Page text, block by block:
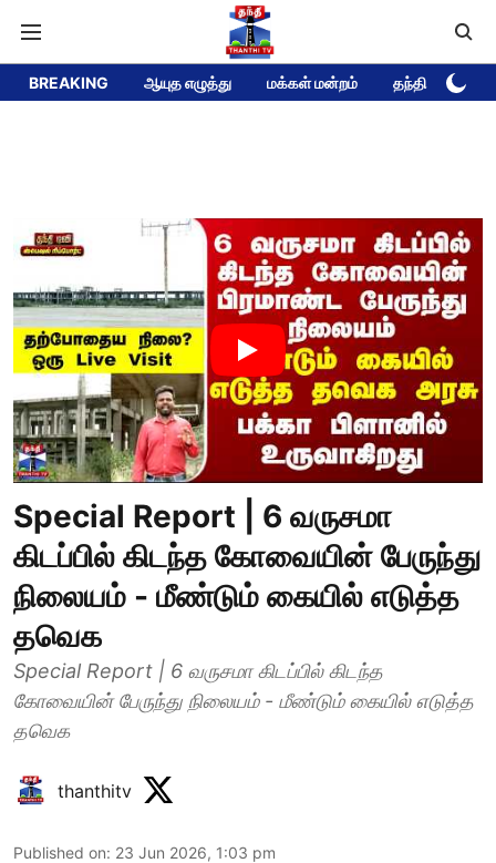
BREAKING ஆயுத எழுத்து மக்கள் மன்றம் தந்தி டிவி
Special Report | 6 வருசமா
கிடப்பில் கிடந்த கோவையின் பேருந்து
நிலையம் - மீண்டும் கையில் எடுத்த
தவெக
Special Report | 6 வருசமா கிடப்பில் கிடந்த
கோவையின் பேருந்து நிலையம் - மீண்டும் கையில் எடுத்த
தவெக
thanthitv
Published on: 23 Jun 2026, 1:03 pm